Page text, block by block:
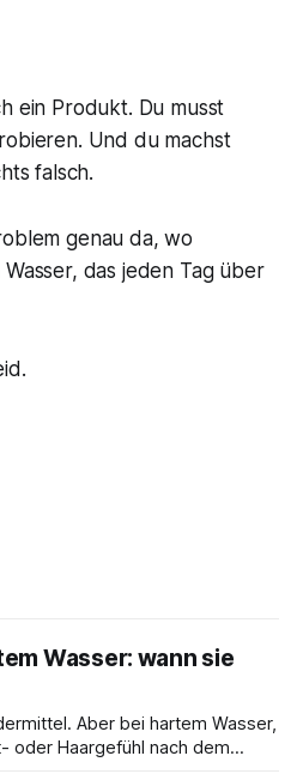
ein Produkt. Du musst
Und du machst
falsch.
genau da, wo
das jeden Tag über
Wasser: wann sie
Aber bei hartem Wasser,
oder Haargefühl nach dem